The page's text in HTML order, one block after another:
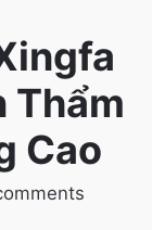
Thẩm
Cao